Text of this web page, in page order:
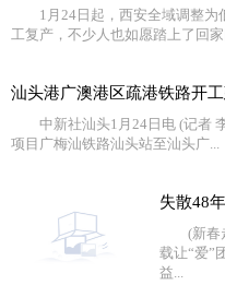
1月24日起，西安全域调整为
工复产，不少人也如愿踏上了回家
汕头港广澳港区疏港铁路开
中新社汕头1月24日电 (记者
项目广梅汕铁路汕头站至汕头广...
(新春走
载让“爱
益...